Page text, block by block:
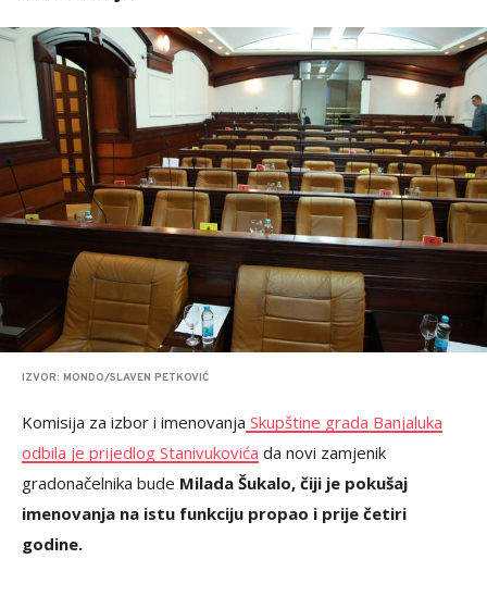
IZVOR: MONDO/SLAVEN PETKOVIĆ
Komisija za izbor i imenovanja Skupštine grada Banjaluka
odbila je prijedlog Stanivukovića da novi zamjenik
gradonačelnika bude Milada Šukalo, čiji je pokušaj
imenovanja na istu funkciju propao i prije četiri
godine.